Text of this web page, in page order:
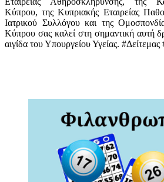
Κύπρου, της Κυπριακής Εταιρείας
Ιατρικού Συλλόγου και της
Κύπρου σας καλεί στη σημαντική αυτή
αιγίδα του Υπουργείου Υγείας.